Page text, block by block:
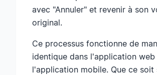
avec "Annuler" et revenir à son
original.
Ce processus fonctionne de
identique dans l'application web
l'application mobile. Que ce soit